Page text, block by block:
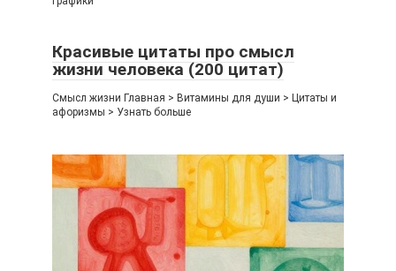
Красивые цитаты про смысл
жизни человека (200 цитат)
Смысл жизни Главная > Витамины для души > Цитаты и
афоризмы > Узнать больше